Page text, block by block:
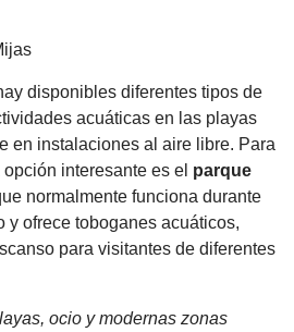
disponibles diferentes tipos de
acuáticas en las playas
en instalaciones al aire libre. Para
interesante es el parque
normalmente funciona durante
y ofrece toboganes acuáticos,
para visitantes de diferentes
ocio y modernas zonas